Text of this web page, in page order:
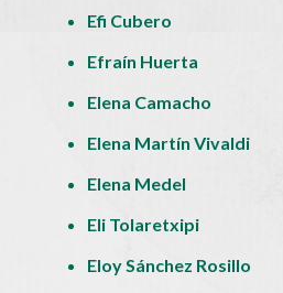
Efi Cubero
Efraín Huerta
Elena Camacho
Elena Martín Vivaldi
Elena Medel
Eli Tolaretxipi
Eloy Sánchez Rosillo